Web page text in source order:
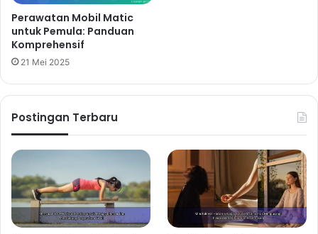
Perawatan Mobil Matic
untuk Pemula: Panduan
Komprehensif
21 Mei 2025
Postingan Terbaru